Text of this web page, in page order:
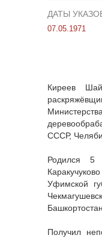
ДАТЫ
07.05.1971
Киреев
СССР,
Родился
Уфимской
Получил